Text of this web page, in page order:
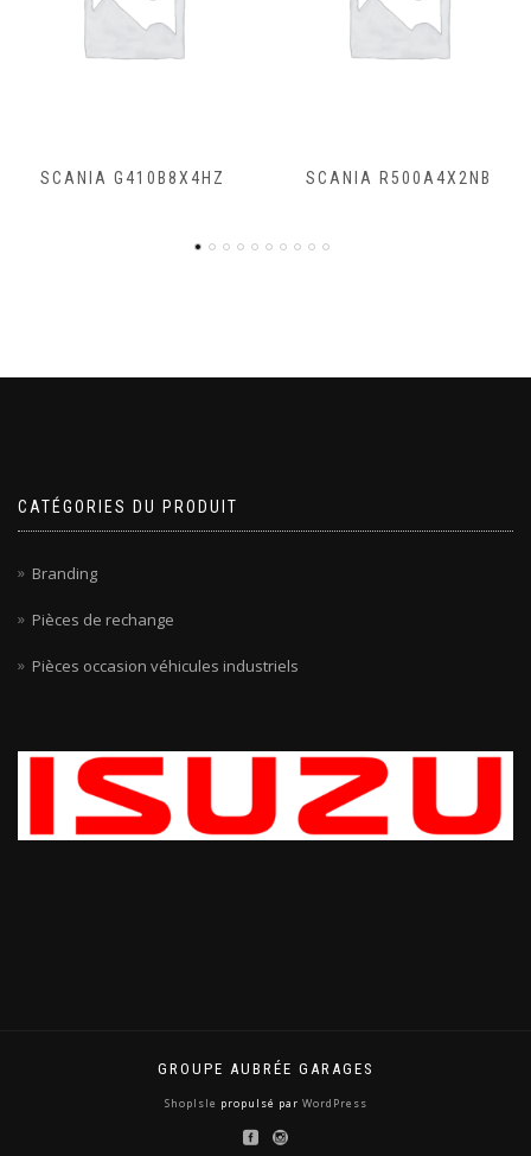
SCANIA R500A4X2NB SCANIA R450A4X2NA
CATÉGORIES DU PRODUIT
Branding
Pièces de rechange
Pièces occasion véhicules industriels
GROUPE AUBRÉE GARAGES
ShopIsle propulsé par WordPress